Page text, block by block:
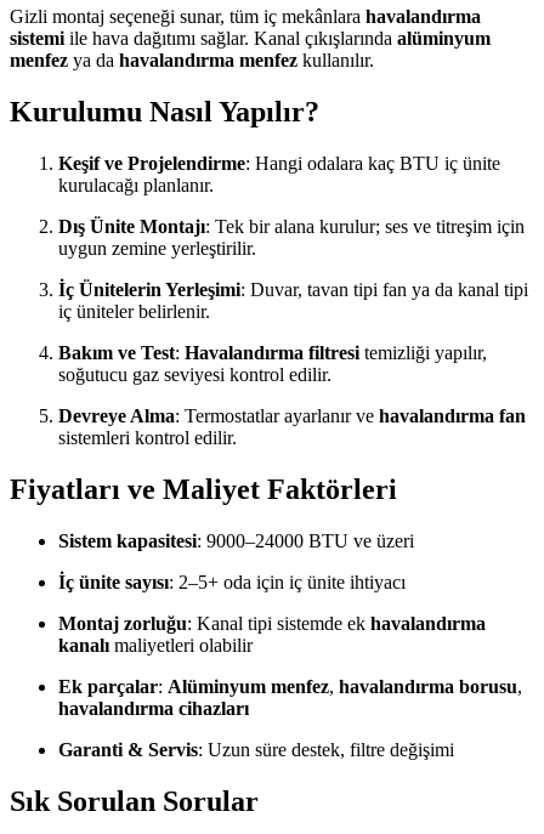
Gizli montaj seçeneği sunar, tüm iç mekânlara havalandırma
sistemi ile hava dağıtımı sağlar. Kanal çıkışlarında alüminyum
menfez ya da havalandırma menfez kullanılır.
Kurulumu Nasıl Yapılır?
Keşif ve Projelendirme: Hangi odalara kaç BTU iç ünite
kurulacağı planlanır.
Dış Ünite Montajı: Tek bir alana kurulur; ses ve titreşim için
uygun zemine yerleştirilir.
İç Ünitelerin Yerleşimi: Duvar, tavan tipi fan ya da kanal tipi
iç üniteler belirlenir.
Bakım ve Test: Havalandırma filtresi temizliği yapılır,
soğutucu gaz seviyesi kontrol edilir.
Devreye Alma: Termostatlar ayarlanır ve havalandırma fan
sistemleri kontrol edilir.
Fiyatları ve Maliyet Faktörleri
Sistem kapasitesi: 9000–24000 BTU ve üzeri
İç ünite sayısı: 2–5+ oda için iç ünite ihtiyacı
Montaj zorluğu: Kanal tipi sistemde ek havalandırma
kanalı maliyetleri olabilir
Ek parçalar: Alüminyum menfez, havalandırma borusu,
havalandırma cihazları
Garanti & Servis: Uzun süre destek, filtre değişimi
Sık Sorulan Sorular